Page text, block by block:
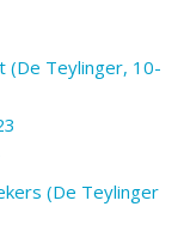
(De Teylinger, 10-
(De Teylinger